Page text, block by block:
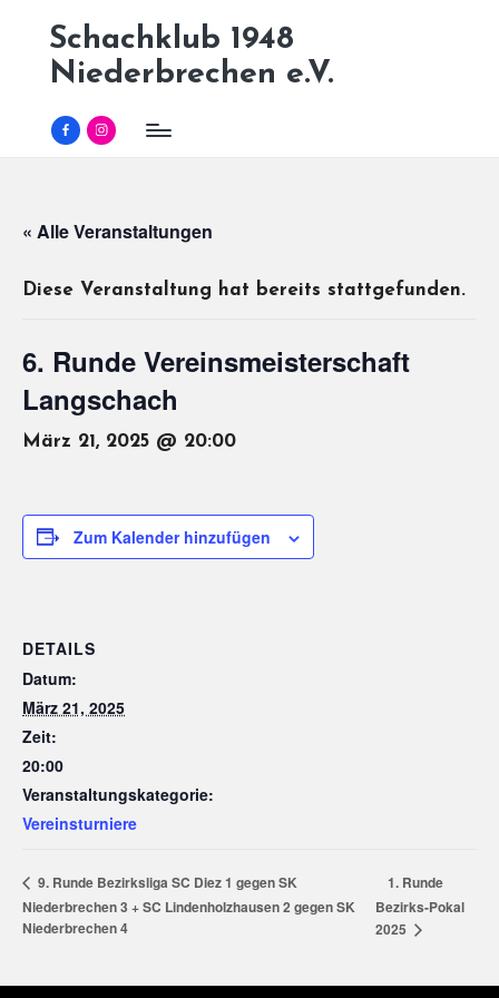
Schachklub 1948
Niederbrechen e.V.
Facebook
Instagram
« Alle Veranstaltungen
Diese Veranstaltung hat bereits stattgefunden.
6. Runde Vereinsmeisterschaft
Langschach
März 21, 2025 @ 20:00
Zum Kalender hinzufügen
DETAILS
Datum:
März 21, 2025
Zeit:
20:00
Veranstaltungskategorie:
Vereinsturniere
9. Runde Bezirksliga SC Diez 1 gegen SK
Niederbrechen 3 + SC Lindenholzhausen 2 gegen SK
Niederbrechen 4
1. Runde
Bezirks-Pokal
2025